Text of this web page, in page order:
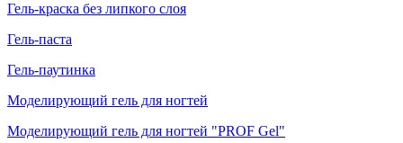
Гель-краска без липкого слоя
Гель-паста
Гель-паутинка
Моделирующий гель для ногтей
Моделирующий гель для ногтей "PROF Gel"